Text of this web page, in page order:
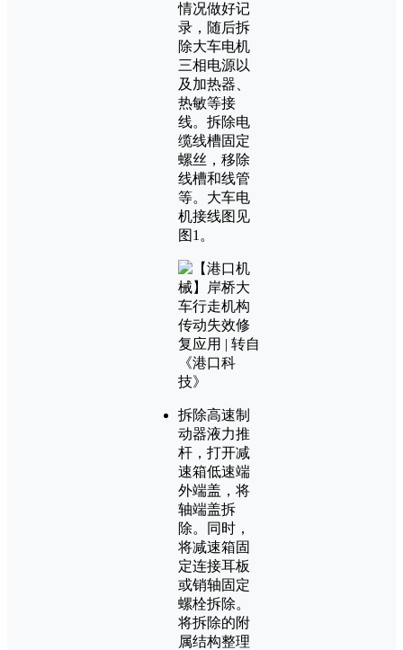
情况做好记
录，随后拆
除大车电机
三相电源以
及加热器、
热敏等接
线。拆除电
缆线槽固定
螺丝，移除
线槽和线管
等。大车电
机接线图见
图1。
拆除高速制
动器液力推
杆，打开减
速箱低速端
外端盖，将
轴端盖拆
除。同时，
将减速箱固
定连接耳板
或销轴固定
螺栓拆除。
将拆除的附
属结构整理